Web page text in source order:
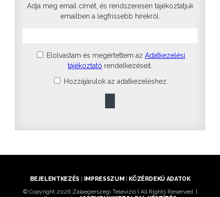
Adja meg email címét, és rendszeresen tájékoztatjuk
emailben a legfrissebb hírekről.
Elolvastam és megértettem az Adatkezelési
tájékoztató rendelkezéseit.
Hozzájárulok az adatkezeléshez.
BEJELENTKEZÉS | IMPRESSZUM | KÖZÉRDEKŰ ADATOK
© Copyright 2026 Zalaegerszegi Televízió | All Rights Reserved. |